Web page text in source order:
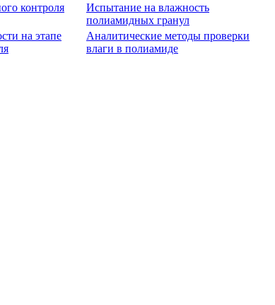
контроля
Испытание на влажность
полиамидных гранул
на этапе
Аналитические методы проверки
влаги в полиамиде